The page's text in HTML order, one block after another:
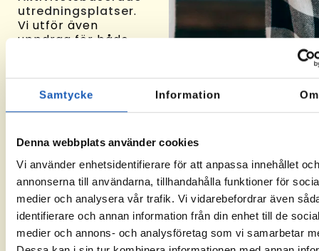
Samtycke Information Om
Denna webbplats använder cookies
Vi använder enhetsidentifierare för att anpassa innehållet och
annonserna till användarna, tillhandahålla funktioner för
medier och analysera vår trafik. Vi vidarebefordrar även
identifierare och annan information från din enhet till de
medier och annons- och analysföretag som vi samarbetar
utredningsplatser.
Vi utför även
uppdrag för både
och olika
försäkringsbolag.
Vill du veta mer om
bor? Kontakta
ansvarig på din ort –
eller besök oss
gärna på något av
våra kontor, så
berättar vi mer på
plats.